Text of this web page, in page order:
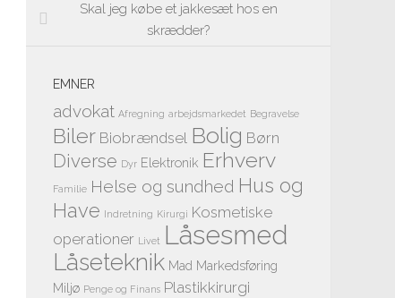
Skal jeg købe et jakkesæt hos en
skrædder?
EMNER
advokat Afregning arbejdsmarkedet Begravelse
Biler Biobrændsel Bolig Børn
Diverse Dyr Elektronik Erhverv
Familie Helse og sundhed Hus og
Have Indretning Kirurgi Kosmetiske
operationer Livet Låsesmed
Låseteknik Mad Markedsføring
Miljø Penge og Finans Plastikkirurgi